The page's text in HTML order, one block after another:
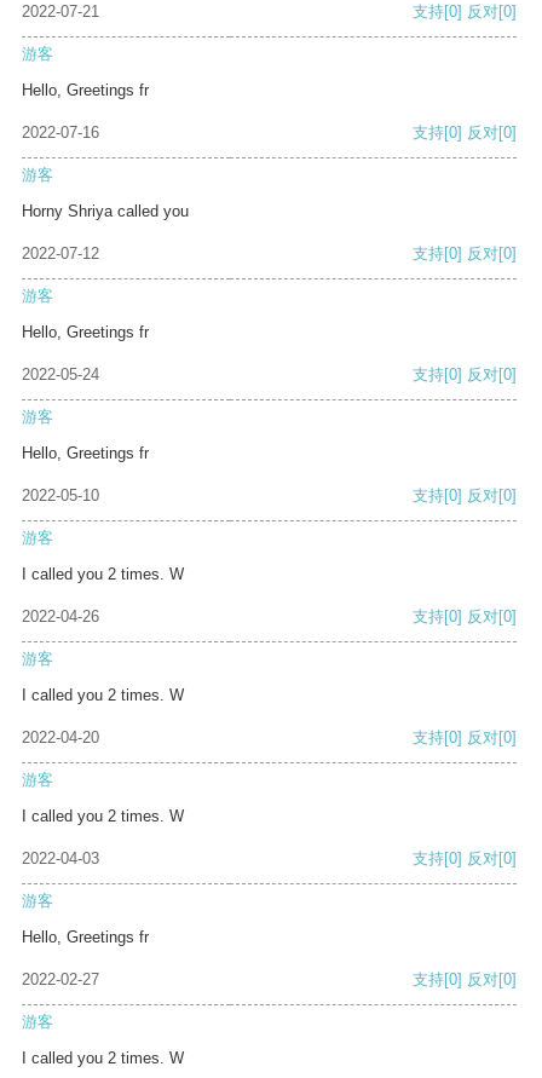
2022-07-21 支持[0] 反对[0]
游客
Hello, Greetings fr
2022-07-16 支持[0] 反对[0]
游客
Horny Shriya called you
2022-07-12 支持[0] 反对[0]
游客
Hello, Greetings fr
2022-05-24 支持[0] 反对[0]
游客
Hello, Greetings fr
2022-05-10 支持[0] 反对[0]
游客
I called you 2 times. W
2022-04-26 支持[0] 反对[0]
游客
I called you 2 times. W
2022-04-20 支持[0] 反对[0]
游客
I called you 2 times. W
2022-04-03 支持[0] 反对[0]
游客
Hello, Greetings fr
2022-02-27 支持[0] 反对[0]
游客
I called you 2 times. W